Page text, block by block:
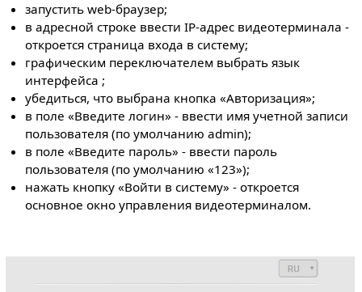
запустить web-браузер;
в адресной строке ввести IP-адрес видеотерминала -
откроется страница входа в систему;
графическим переключателем выбрать язык
интерфейса ;
убедиться, что выбрана кнопка «Авторизация»;
в поле «Введите логин» - ввести имя учетной записи
пользователя (по умолчанию admin);
в поле «Введите пароль» - ввести пароль
пользователя (по умолчанию «123»);
нажать кнопку «Войти в систему» - откроется
основное окно управления видеотерминалом.